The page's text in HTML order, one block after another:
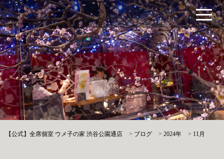
【公式】全席個室 ウメ子の家 渋谷公園通店 > ブログ >2024年 > 11月